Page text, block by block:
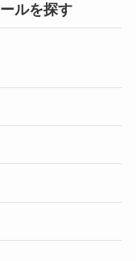
ルを探す